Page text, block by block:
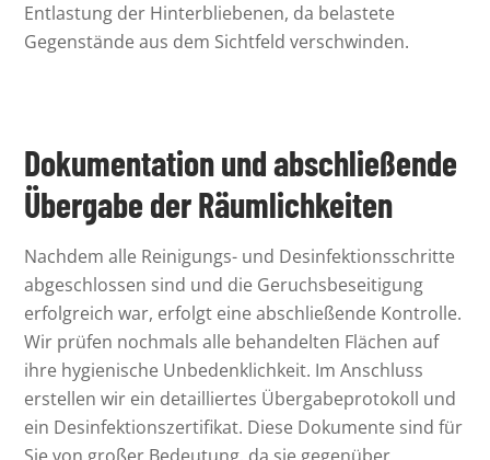
Entlastung der Hinterbliebenen, da belastete
Gegenstände aus dem Sichtfeld verschwinden.
Dokumentation und abschließende
Übergabe der Räumlichkeiten
Nachdem alle Reinigungs- und Desinfektionsschritte
abgeschlossen sind und die Geruchsbeseitigung
erfolgreich war, erfolgt eine abschließende Kontrolle.
Wir prüfen nochmals alle behandelten Flächen auf
ihre hygienische Unbedenklichkeit. Im Anschluss
erstellen wir ein detailliertes Übergabeprotokoll und
ein Desinfektionszertifikat. Diese Dokumente sind für